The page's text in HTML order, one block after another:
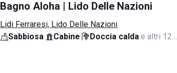
Bagno Aloha | Lido Delle Nazioni
Lidi Ferraresi, Lido Delle Nazioni
Sabbiosa· Cabine· Doccia calda·e altri 12…